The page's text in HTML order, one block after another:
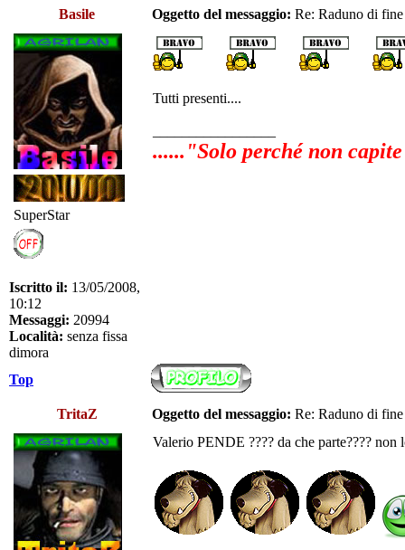
Basile Oggetto del messaggio: Re: Raduno di
SuperStar
Iscritto il: 13/05/2008,
10:12
Messaggi: 20994
Località: senza fissa
dimora
Tutti presenti....
......"Solo perché non
Top
TritaZ Oggetto del messaggio: Re: Raduno di
Valerio PENDE ???? da che parte????